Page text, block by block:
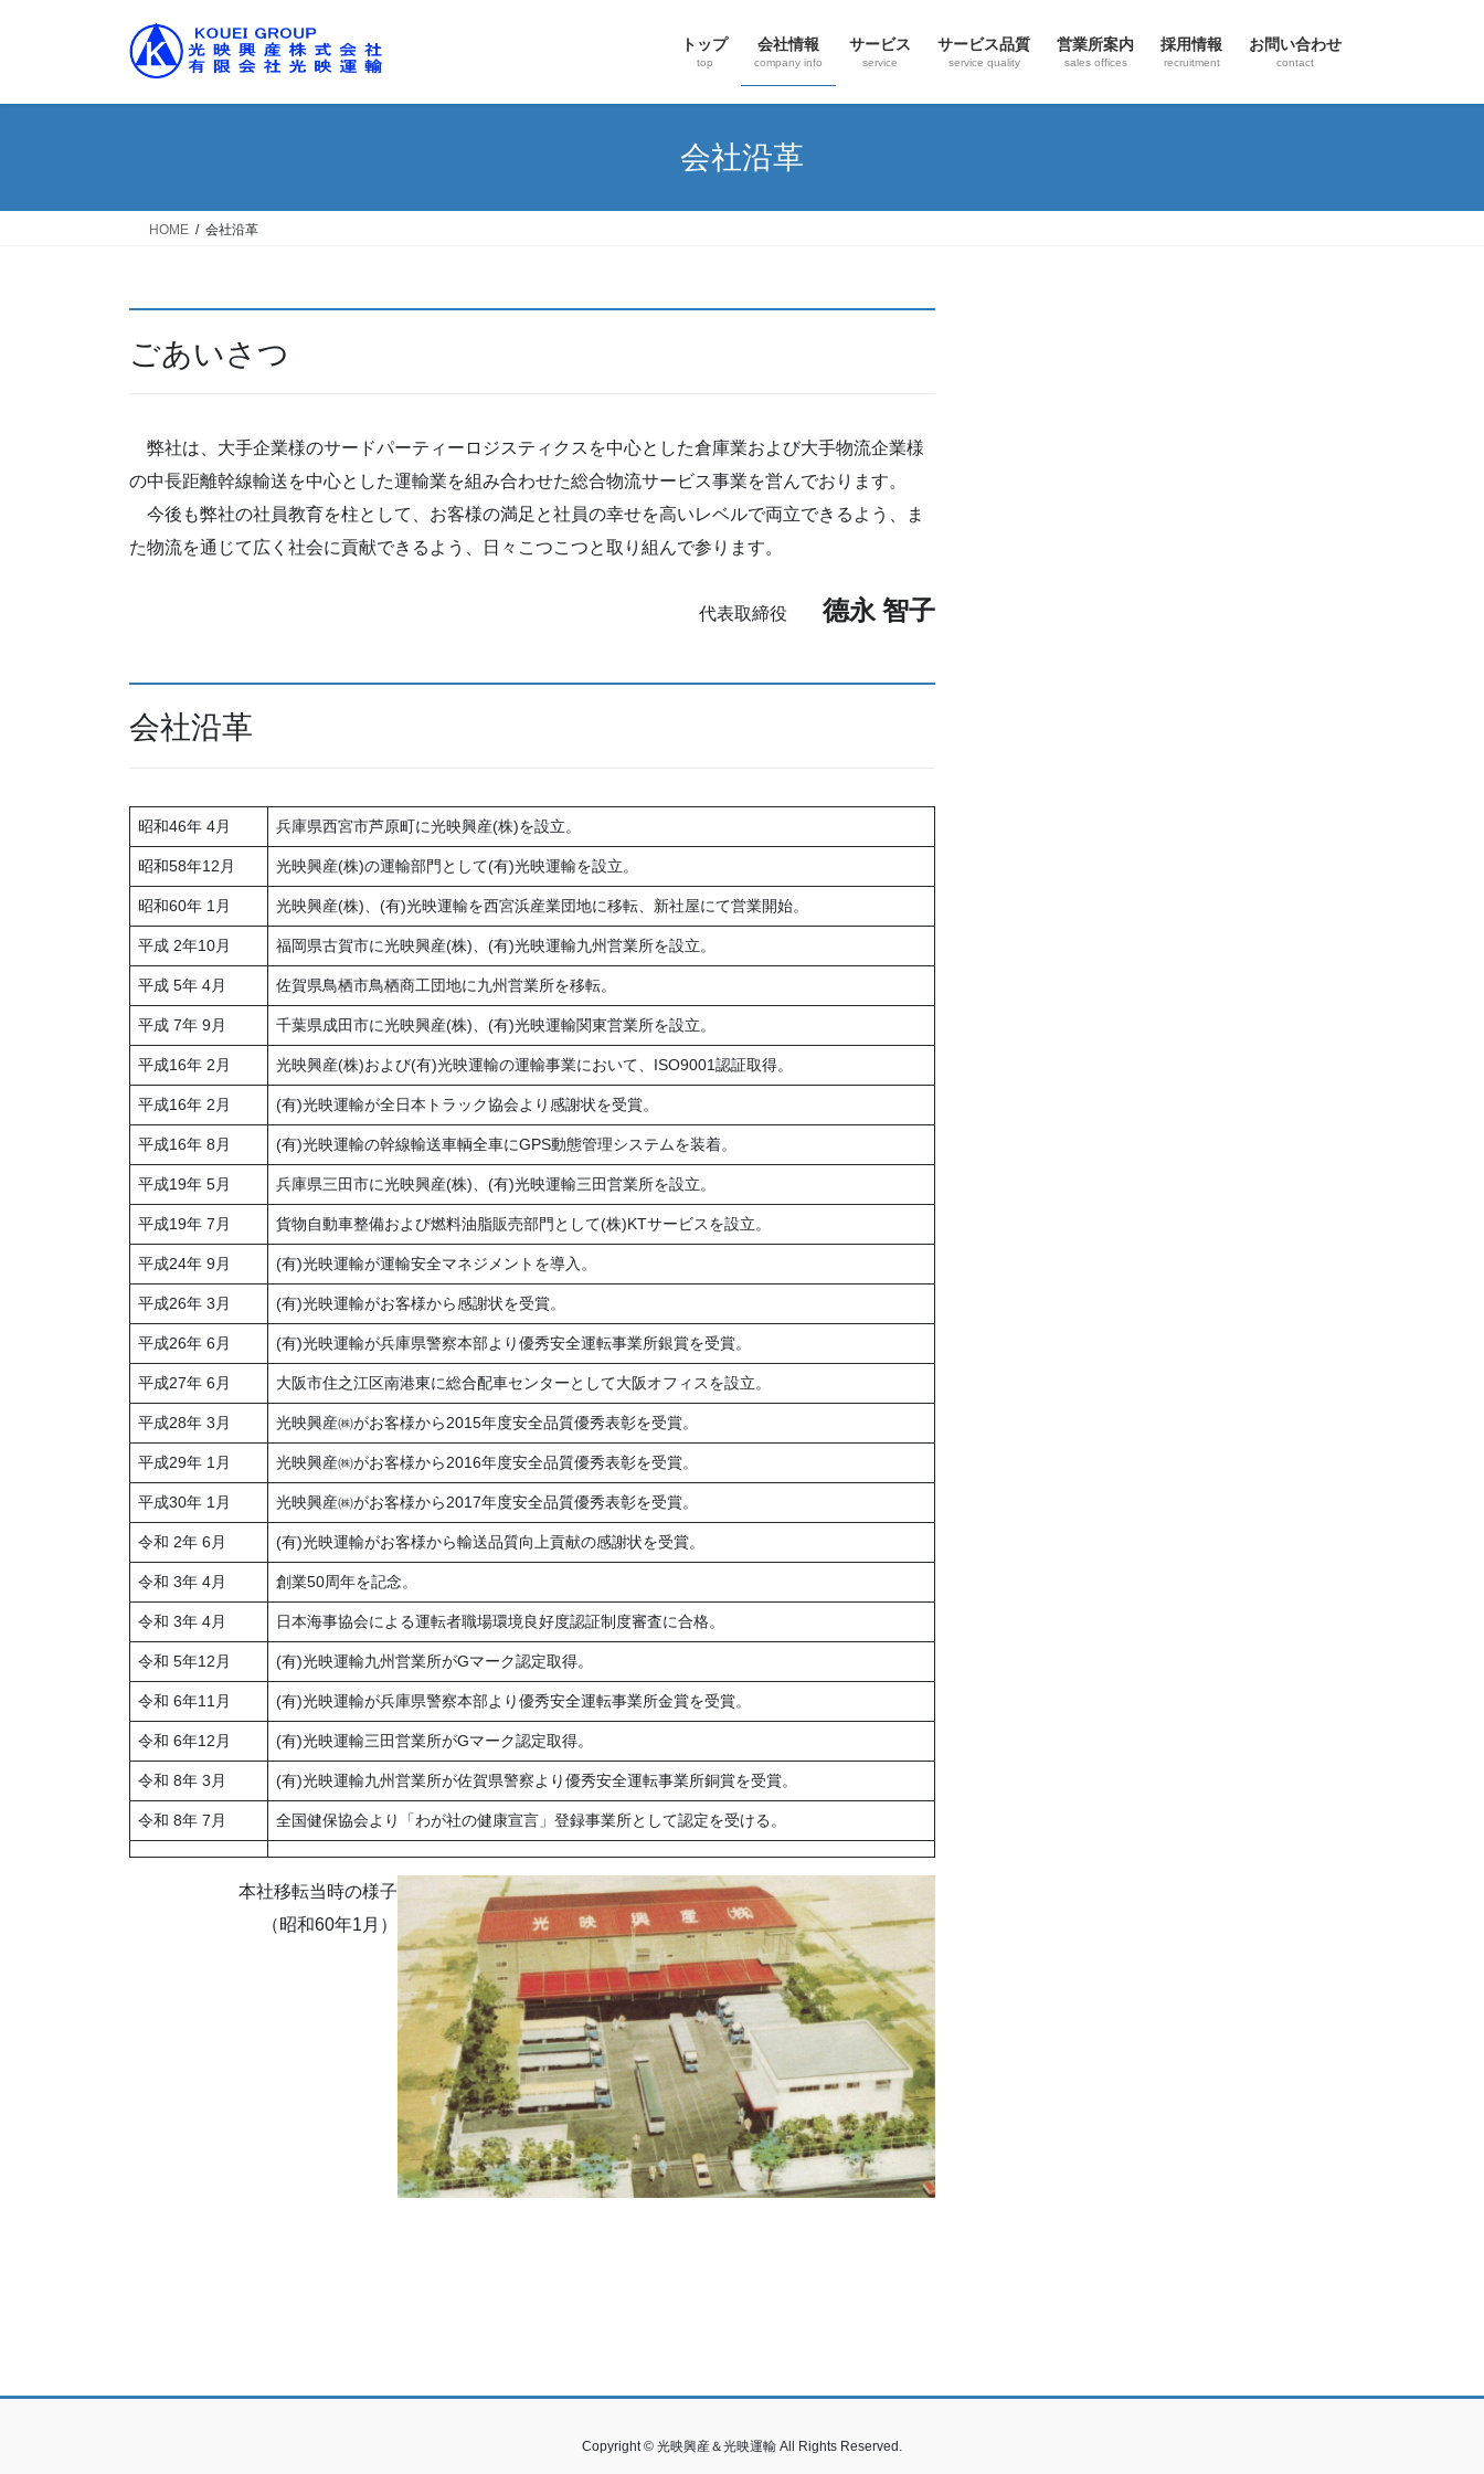
トップ
top
会社情報
company info
サービス
service
サービス品質
service quality
営業所案内
sales offices
採用情報
recruitment
お問い合わせ
contact
会社沿革
HOME 会社沿革
ごあいさつ
弊社は、大手企業様のサードパーティーロジスティクスを中心とした倉庫業および大手物流企業様
の中長距離幹線輸送を中心とした運輸業を組み合わせた総合物流サービス事業を営んでおります。
今後も弊社の社員教育を柱として、お客様の満足と社員の幸せを高いレベルで両立できるよう、ま
た物流を通じて広く社会に貢献できるよう、日々こつこつと取り組んで参ります。
代表取締役 德永 智子
会社沿革
昭和46年 4月 兵庫県西宮市芦原町に光映興産(株)を設立。
昭和58年12月 光映興産(株)の運輸部門として(有)光映運輸を設立。
昭和60年 1月 光映興産(株)、(有)光映運輸を西宮浜産業団地に移転、新社屋にて営業開始。
平成 2年10月 福岡県古賀市に光映興産(株)、(有)光映運輸九州営業所を設立。
平成 5年 4月 佐賀県鳥栖市鳥栖商工団地に九州営業所を移転。
平成 7年 9月 千葉県成田市に光映興産(株)、(有)光映運輸関東営業所を設立。
平成16年 2月 光映興産(株)および(有)光映運輸の運輸事業において、ISO9001認証取得。
平成16年 2月 (有)光映運輸が全日本トラック協会より感謝状を受賞。
平成16年 8月 (有)光映運輸の幹線輸送車輌全車にGPS動態管理システムを装着。
平成19年 5月 兵庫県三田市に光映興産(株)、(有)光映運輸三田営業所を設立。
平成19年 7月 貨物自動車整備および燃料油脂販売部門として(株)KTサービスを設立。
平成24年 9月 (有)光映運輸が運輸安全マネジメントを導入。
平成26年 3月 (有)光映運輸がお客様から感謝状を受賞。
平成26年 6月 (有)光映運輸が兵庫県警察本部より優秀安全運転事業所銀賞を受賞。
平成27年 6月 大阪市住之江区南港東に総合配車センターとして大阪オフィスを設立。
平成28年 3月 光映興産㈱がお客様から2015年度安全品質優秀表彰を受賞。
平成29年 1月 光映興産㈱がお客様から2016年度安全品質優秀表彰を受賞。
平成30年 1月 光映興産㈱がお客様から2017年度安全品質優秀表彰を受賞。
令和 2年 6月 (有)光映運輸がお客様から輸送品質向上貢献の感謝状を受賞。
令和 3年 4月 創業50周年を記念。
令和 3年 4月 日本海事協会による運転者職場環境良好度認証制度審査に合格。
令和 5年12月 (有)光映運輸九州営業所がGマーク認定取得。
令和 6年11月 (有)光映運輸が兵庫県警察本部より優秀安全運転事業所金賞を受賞。
令和 6年12月 (有)光映運輸三田営業所がGマーク認定取得。
令和 8年 3月 (有)光映運輸九州営業所が佐賀県警察より優秀安全運転事業所銅賞を受賞。
令和 8年 7月 全国健保協会より「わが社の健康宣言」登録事業所として認定を受ける。
本社移転当時の様子
（昭和60年1月）
Copyright © 光映興産＆光映運輸 All Rights Reserved.